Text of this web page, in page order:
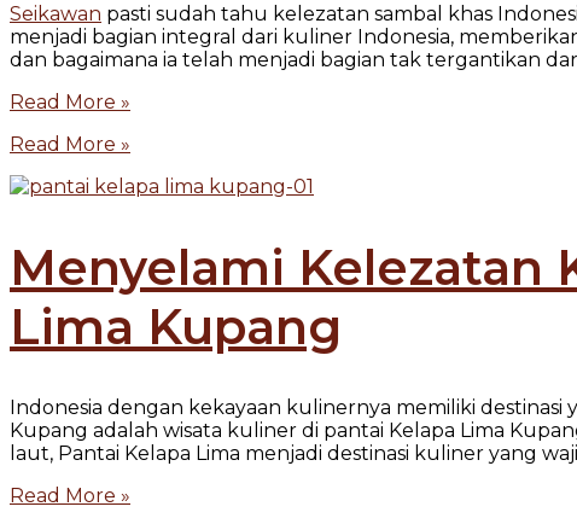
Seikawan pasti sudah tahu kelezatan sambal khas
menjadi bagian integral dari kuliner Indonesia,
dan bagaimana ia telah menjadi bagian tak tergantikan
Read More »
Read More »
Menyelami Kelezatan
Lima Kupang
Indonesia dengan kekayaan kulinernya memiliki
Kupang adalah wisata kuliner di pantai Kelapa Lima
laut, Pantai Kelapa Lima menjadi destinasi kuliner yang
Read More »